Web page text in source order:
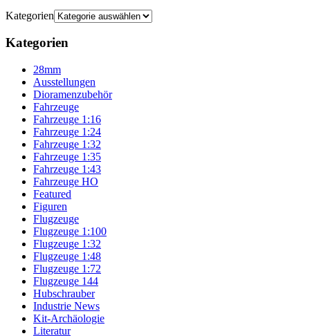
Kategorien
Kategorien
28mm
Ausstellungen
Dioramenzubehör
Fahrzeuge
Fahrzeuge 1:16
Fahrzeuge 1:24
Fahrzeuge 1:32
Fahrzeuge 1:35
Fahrzeuge 1:43
Fahrzeuge HO
Featured
Figuren
Flugzeuge
Flugzeuge 1:100
Flugzeuge 1:32
Flugzeuge 1:48
Flugzeuge 1:72
Flugzeuge 144
Hubschrauber
Industrie News
Kit-Archäologie
Literatur